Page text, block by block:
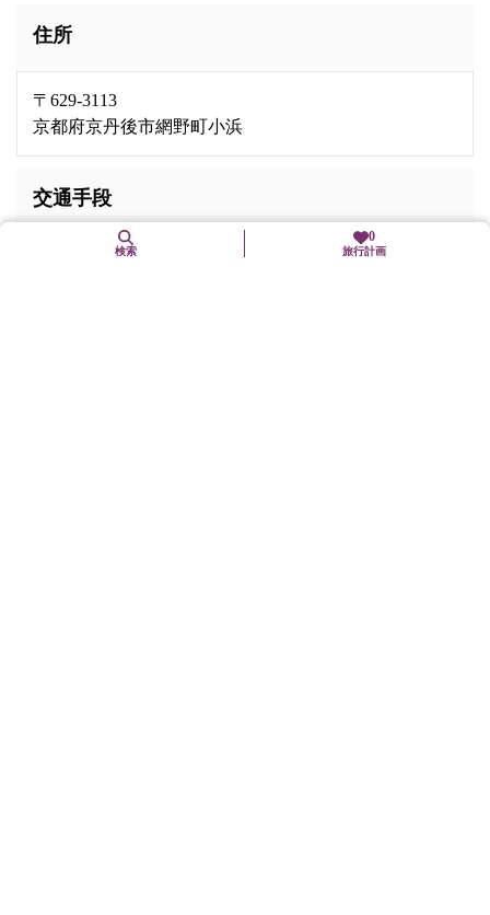
住所
〒629-3113
京都府京丹後市網野町小浜
交通手段
0
旅行計画
検索